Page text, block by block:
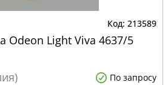
213589
Odeon Light Viva 4637/5
По запросу